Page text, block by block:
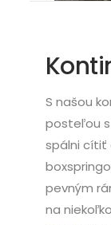
S našou
posteľou
spálni cítiť
pevným
na